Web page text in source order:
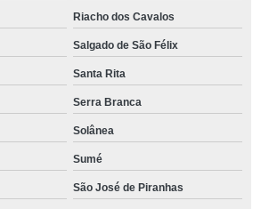
Fortaleza
de advogados orçar Uiraúna
São Vicente do Seridó
de advogados contato Dona Inês
Belém
advogado Camaçari
Riacho dos Cavalos
Salgado de São Félix
Santa Rita
Serra Branca
Solânea
Sumé
São José de Piranhas